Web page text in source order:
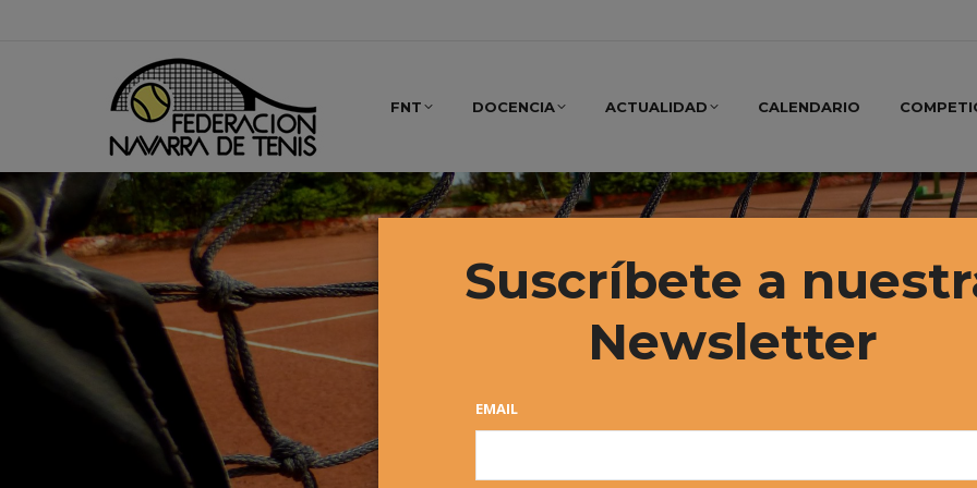
FNT DOCENCIA ACTUALIDAD CALENDARIO
Suscríbete a
Newsletter
EMAIL